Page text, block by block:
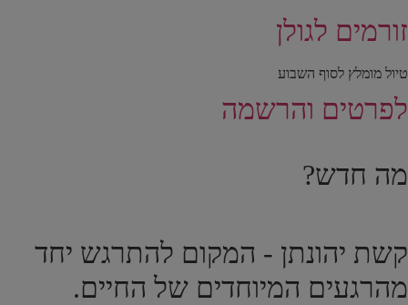
זורמים לגולן
טיול מומלץ לסוף השבוע
לפרטים והרשמה
מה חדש?
קשת יהונתן - המקום להתרגש יחד
מהרגעים המיוחדים של החיים.